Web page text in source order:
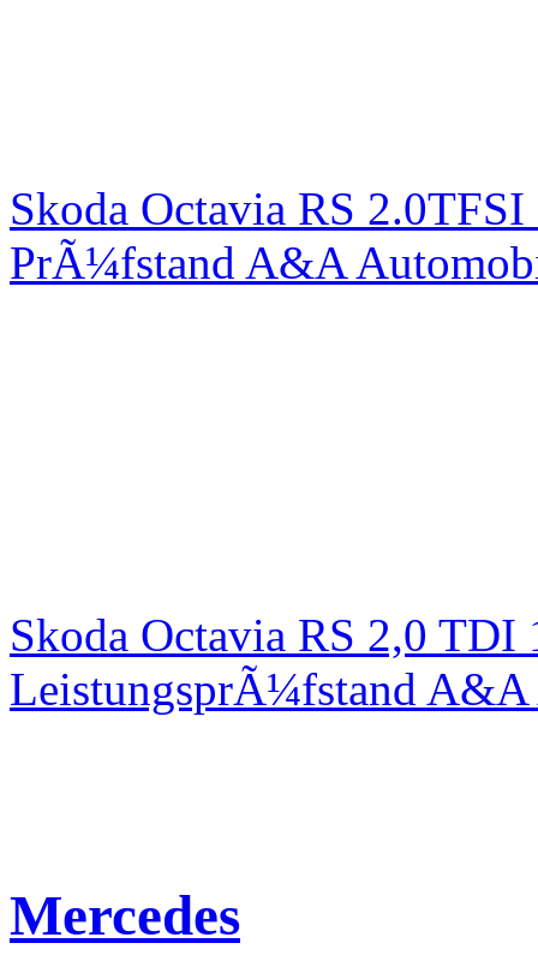
Skoda Octavia RS
PrÃ¼fstand A&A
Skoda Octavia RS 2,0
LeistungsprÃ¼fstand
Mercedes